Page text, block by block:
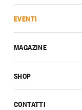
CONTATTI
EVENTI
MAGAZINE
SHOP